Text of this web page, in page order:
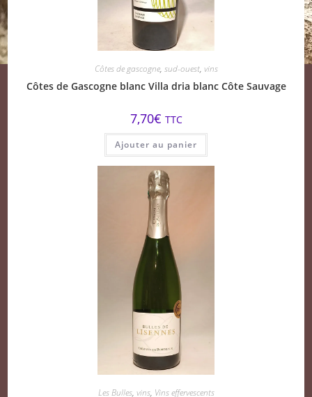
Côtes de gascogne, sud-ouest, vins
Côtes de Gascogne blanc Villa dria blanc Côte Sauvage
7,70€ TTC
Ajouter au panier
Les Bulles, vins, Vins effervescents